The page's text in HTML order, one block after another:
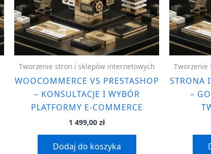
Tworzenie stron i sklepów internetowych
WOOCOMMERCE VS PRESTASHOP
– KONSULTACJE I WYBÓR
PLATFORMY E-COMMERCE
1 499,00 zł
Dodaj do koszyka
STRONA
–